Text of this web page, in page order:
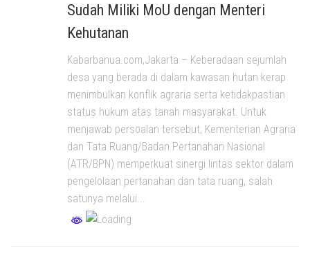
Sudah Miliki MoU dengan Menteri
Kehutanan
Kabarbanua.com,Jakarta – Keberadaan sejumlah
desa yang berada di dalam kawasan hutan kerap
menimbulkan konflik agraria serta ketidakpastian
status hukum atas tanah masyarakat. Untuk
menjawab persoalan tersebut, Kementerian Agraria
dan Tata Ruang/Badan Pertanahan Nasional
(ATR/BPN) memperkuat sinergi lintas sektor dalam
pengelolaan pertanahan dan tata ruang, salah
satunya melalui...